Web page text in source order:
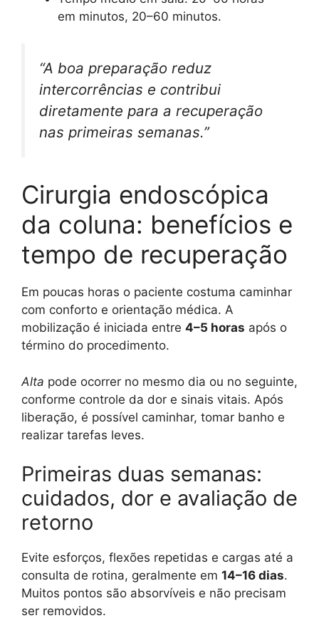
em minutos, 20–60 minutos.
“A boa preparação reduz
intercorrências e contribui
diretamente para a recuperação
nas primeiras semanas.”
Cirurgia endoscópica
da coluna: benefícios e
tempo de recuperação
Em poucas horas o paciente costuma caminhar
com conforto e orientação médica. A
mobilização é iniciada entre 4–5 horas após o
término do procedimento.
Alta pode ocorrer no mesmo dia ou no seguinte,
conforme controle da dor e sinais vitais. Após
liberação, é possível caminhar, tomar banho e
realizar tarefas leves.
Primeiras duas semanas:
cuidados, dor e avaliação de
retorno
Evite esforços, flexões repetidas e cargas até a
consulta de rotina, geralmente em 14–16 dias.
Muitos pontos são absorvíveis e não precisam
ser removidos.